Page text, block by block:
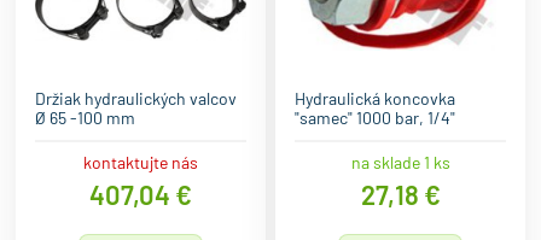
Držiak hydraulických valcov
Ø 65 -100 mm
kontaktujte nás
407,04 €
Hydraulická koncovka
"samec" 1000 bar, 1/4"
na sklade 1 ks
27,18 €